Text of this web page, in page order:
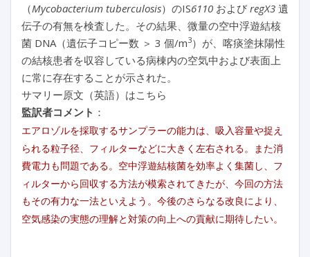
（Mycobacterium tuberculosis）のIS6110 および regX3 遺
伝子の有無を検査した。その結果、微量の空中浮遊結核
菌 DNA（遺伝子コピー数 ＞ 3 個/m3）が、喀痰塗抹陽性
の結核患者を収容している病棟内の空気中および表面上
に常に存在することが示された。
サマリー原文（英語）はこちら
監訳者コメント ：
エアロゾルを採取するサンプラーの能力は、吸入容量や捉え
られる粒子径、フィルターなどに大きく左右される。また消
費電力も問題である。空中浮遊結核菌を効率よく集菌し、フ
ィルターから回収する方法が模索されてきたが、今回の方法
もその有力な一法といえよう。今後のさらなる改良により、
空気感染の実態の理解と対策の向上への貢献に期待したい。